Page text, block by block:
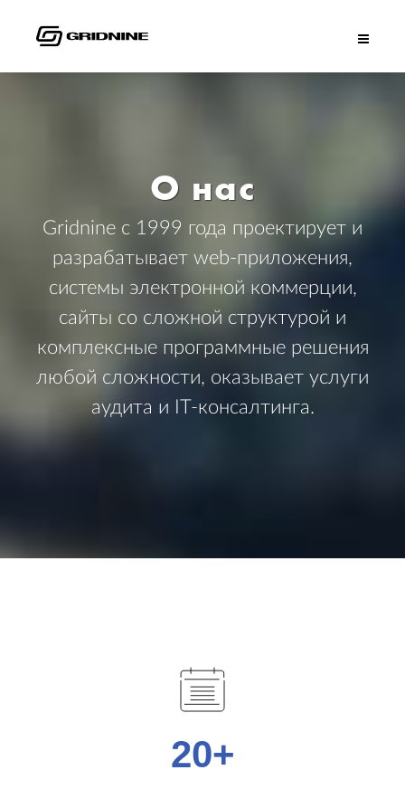
О нас
Gridnine с 1999 года проектирует и
разрабатывает web-приложения,
системы электронной коммерции,
сайты со сложной структурой и
комплексные программные решения
любой сложности, оказывает услуги
аудита и IT-консалтинга.
20+